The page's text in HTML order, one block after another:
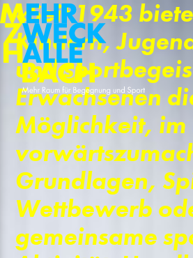
«Seit 1943
Kindern,
und
Erwachse­nen
Möglichkeit,
Grundlagen,
Wettbewerb
gemein­same